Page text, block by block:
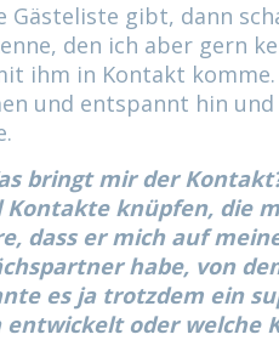
Gästeliste gibt, dann
den ich aber gern
ihm in Kontakt
und entspannt hin
bringt mir der
knüpfen, die
dass er mich auf
habe, von
es ja trotzdem ein
entwickelt oder welche